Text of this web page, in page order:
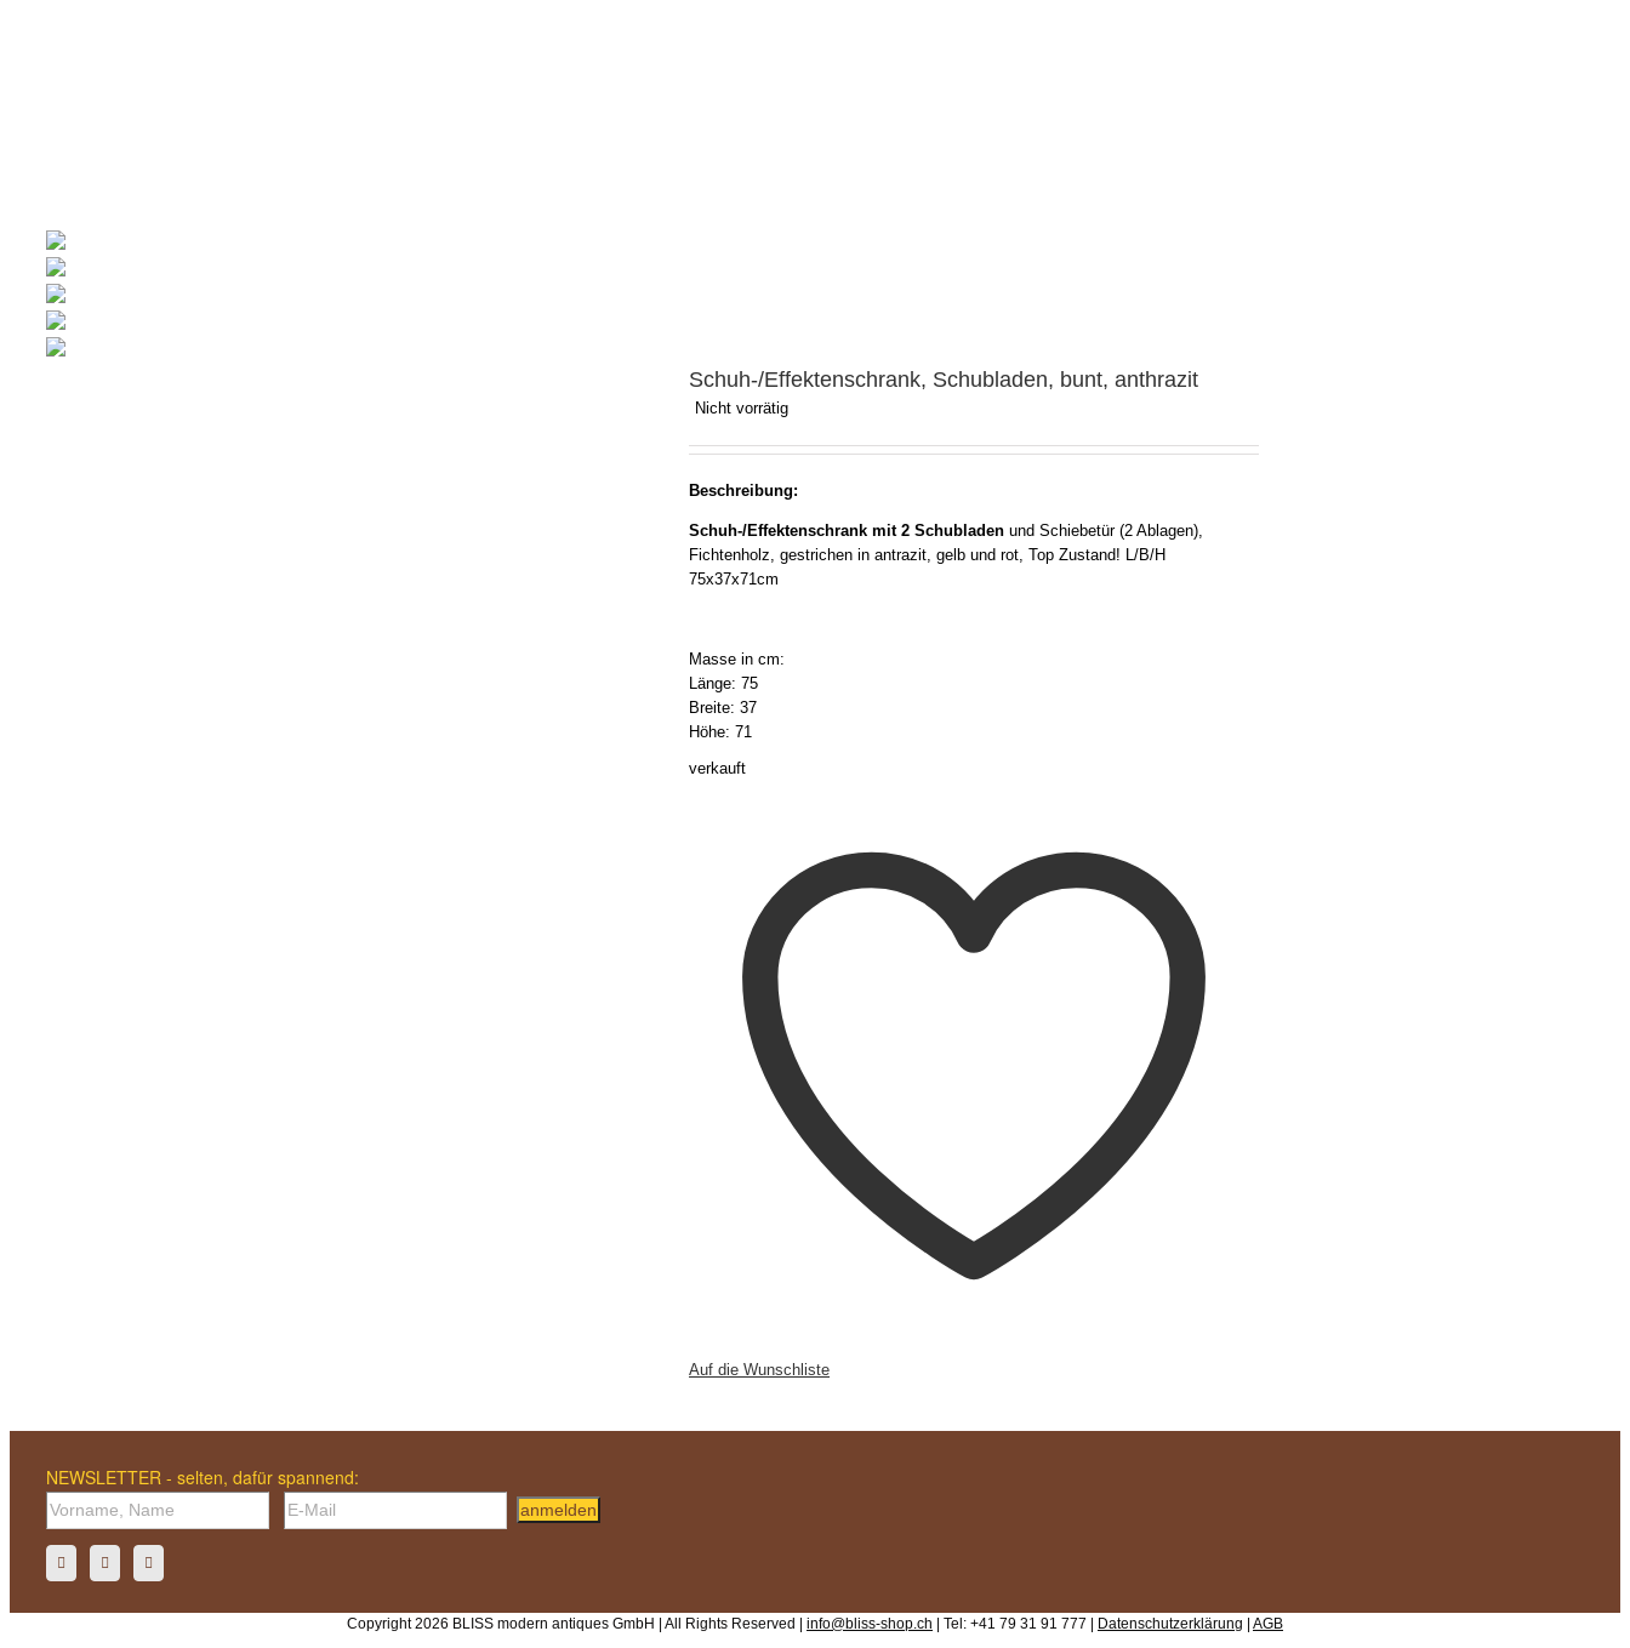
Schuh-/Effektenschrank, Schubladen, bunt, anthrazit
Nicht vorrätig
Beschreibung:
Schuh-/Effektenschrank mit 2 Schubladen und Schiebetür (2 Ablagen),
Fichtenholz, gestrichen in antrazit, gelb und rot, Top Zustand! L/B/H
75x37x71cm
Masse in cm:
Länge: 75
Breite: 37
Höhe: 71
verkauft
Auf die Wunschliste
NEWSLETTER - selten, dafür spannend:
anmelden
Copyright 2026 BLISS modern antiques GmbH | All Rights Reserved | info@bliss-shop.ch | Tel: +41 79 31 91 777 | Datenschutzerklärung | AGB